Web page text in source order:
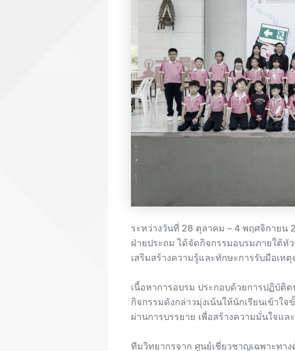
ระหว่างวันที่ 28 ตุลาคม – 4 พฤศจิกายน
ฝ่ายประถม ได้จัดกิจกรรมอบรมภายใต้หั
เสริมสร้างความรู้และทักษะการรับมือเ
เนื้อหาการอบรม ประกอบด้วยการปฏิบัติ
กิจกรรมดังกล่าวมุ่งเน้นให้นักเรียนเข้าใ
ผ่านการบรรยาย เพื่อสร้างความมั่นใจแ
ทีมวิทยากรจาก ศูนย์เชี่ยวชาญเฉพาะทา